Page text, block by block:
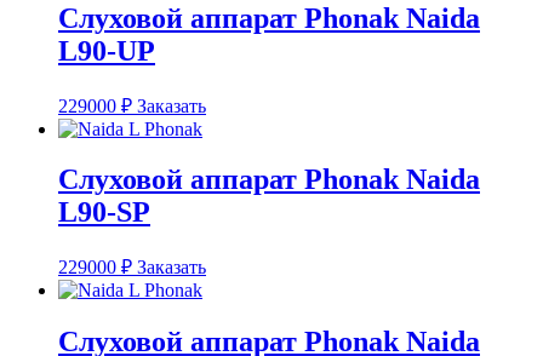
Слуховой аппарат Phonak Naida
L90-UP
229000 ₽ Заказать
Слуховой аппарат Phonak Naida
L90-SP
229000 ₽ Заказать
Слуховой аппарат Phonak Naida